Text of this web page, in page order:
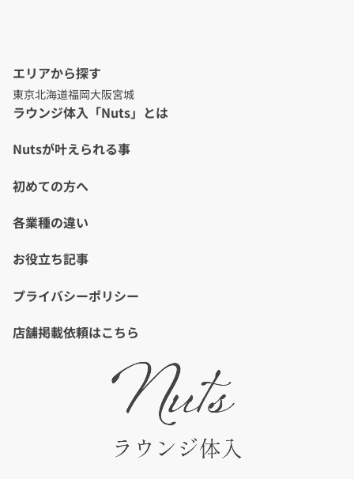
エリアから探す
東京北海道福岡大阪宮城
ラウンジ体入「Nuts」とは
Nutsが叶えられる事
初めての方へ
各業種の違い
お役立ち記事
プライバシーポリシー
店舗掲載依頼はこちら